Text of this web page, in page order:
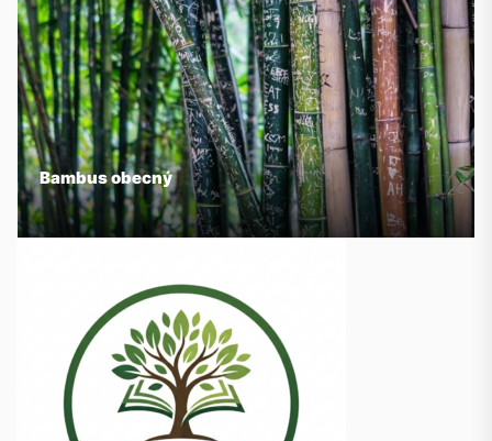
Bambus obecný